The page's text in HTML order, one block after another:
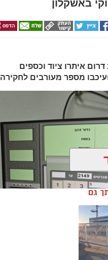
באשקלון
איתרו ציוד וכספים
מספר מעורבים לחקירה
גם